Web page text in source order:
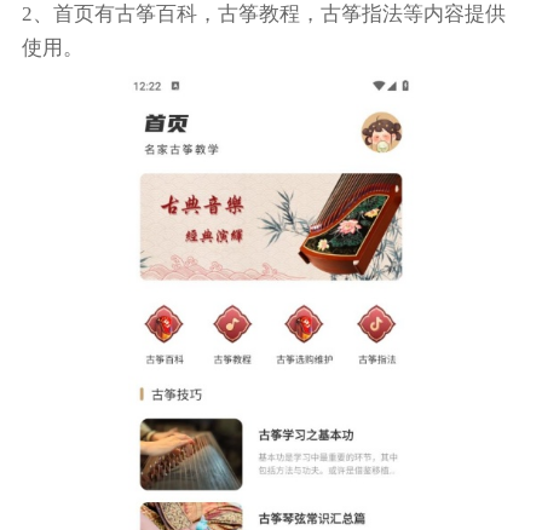
2、首页有古筝百科，古筝教程，古筝指法等内容提供
使用。